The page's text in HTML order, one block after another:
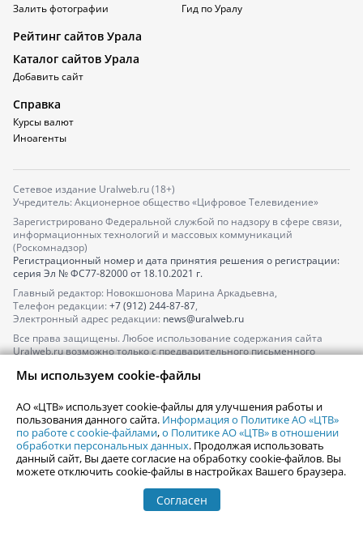
Залить фотографии
Гид по Уралу
Рейтинг сайтов Урала
Каталог сайтов Урала
Добавить сайт
Справка
Курсы валют
Иноагенты
Сетевое издание Uralweb.ru (18+)
Учредитель: Акционерное общество «Цифровое Телевидение»
Зарегистрировано Федеральной службой по надзору в сфере связи,
информационных технологий и массовых коммуникаций
(Роскомнадзор)
Регистрационный номер и дата принятия решения о регистрации:
серия Эл № ФС77-82000от 18.10.2021 г.
Главный редактор: Новокшонова Марина Аркадьевна,
Телефон редакции: +7 (912) 244-87-87,
Электронный адрес редакции: news@uralweb.ru
Все права защищены. Любое использование содержания сайта
Uralweb.ru возможно только с предварительного письменного
По вопросам размещения рекламы обращайтесь по тел.
По вопросам размещения информации в разделе «Афиша»
afisha@uralweb.ru
Пользовательское соглашение на использование сайта
Политика АО «ЦТВ» в отношении обработки персональных данных
Мы используем cookie-файлы
АО «ЦТВ» использует cookie-файлы для улучшения работы и
пользования данного сайта. Информация о Политике АО «ЦТВ»
по работе с cookie-файлами,о Политике АО «ЦТВ» в отношении
обработки персональных данных. Продолжая использовать
данный сайт, Вы даете согласие на обработку cookie-файлов. Вы
можете отключить cookie-файлы в настройках Вашего браузера.
Согласен